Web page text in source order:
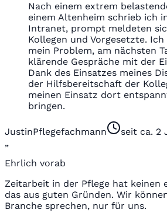
Nach einem extrem
einem Altenheim schrieb ich
Intranet, prompt meldeten
Kollegen und Vorgesetzte.
mein Problem, am nächsten
klärende Gespräche mit der
Dank des Einsatzes meines
der Hilfsbereitschaft der
meinen Einsatz dort
bringen.
JustinPflegefachmann
seit ca. 2
„
Ehrlich vorab
Zeitarbeit in der Pflege hat keinen
das aus guten Gründen. Wir
Branche sprechen, nur für uns.